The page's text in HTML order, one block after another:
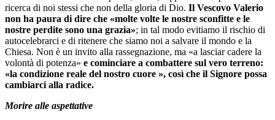
ricerca di noi stessi che non della gloria di Dio. Il Vescovo Valerio
non ha paura di dire che «molte volte le nostre sconfitte e le
nostre perdite sono una grazia»; in tal modo evitiamo il rischio di
autocelebrarci e di ritenere che siamo noi a salvare il mondo e la
Chiesa. Non è un invito alla rassegnazione, ma «a lasciar cadere la
volontà di potenza» e cominciare a combattere sul vero terreno:
«la condizione reale del nostro cuore », così che il Signore possa
cambiarci alla radice.
Morire alle aspettative